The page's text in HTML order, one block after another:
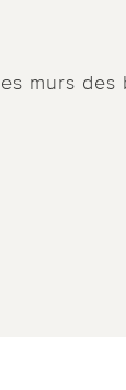
murs des